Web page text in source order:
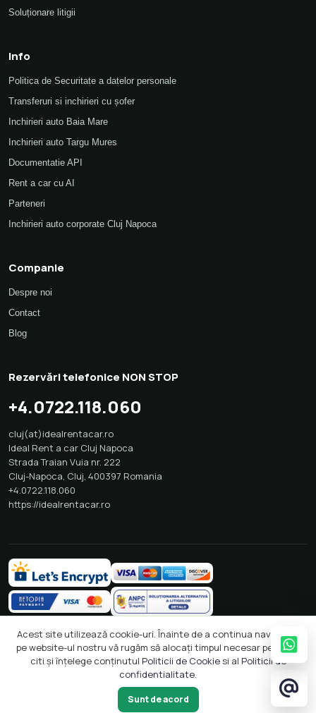
Soluționare litigii
Info
Politica de Securitate a datelor personale
Transferuri si inchirieri cu șofer
Inchirieri auto Baia Mare
Inchirieri auto Targu Mures
Documentatie API
Rent a car cu AI
Parteneri
Inchirieri auto corporate Cluj Napoca
Companie
Despre noi
Contact
Blog
Rezervări telefonice NON STOP
+4.0722.118.060
cluj(at)idealrentacar.ro
Ideal Rent a car Cluj Napoca
Strada Traian Vuia nr. 222
Cluj-Napoca, Cluj, 400397 Romania
+4.0722.118.060
https://idealrentacar.ro
Crafted with by
Acest site utilizează cookie-uri. Înainte de a continua navigarea
pe website-ul nostru vă rugăm să alocați timpul necesar pentru a
citi și înțelege conținutul Politicii de Cookiesi al Politicii de
confidentialitate.
Sunt de acord